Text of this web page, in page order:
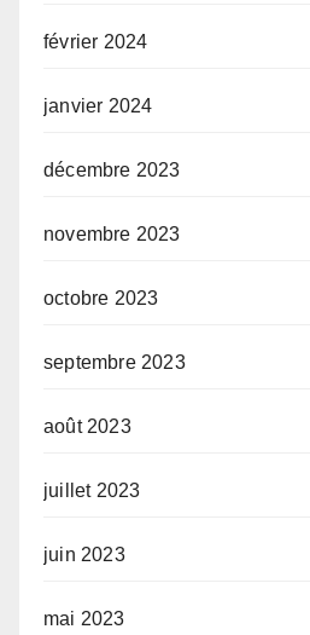
février 2024
janvier 2024
décembre 2023
novembre 2023
octobre 2023
septembre 2023
août 2023
juillet 2023
juin 2023
mai 2023